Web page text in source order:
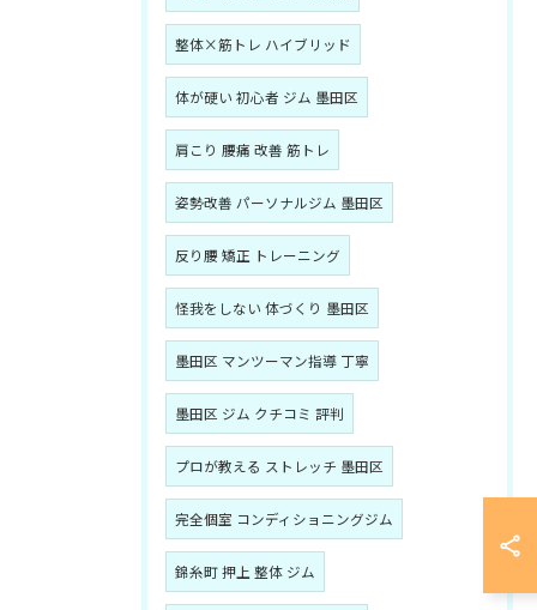
整体×筋トレ ハイブリッド
体が硬い 初心者 ジム 墨田区
肩こり 腰痛 改善 筋トレ
姿勢改善 パーソナルジム 墨田区
反り腰 矯正 トレーニング
怪我をしない 体づくり 墨田区
墨田区 マンツーマン指導 丁寧
墨田区 ジム クチコミ 評判
プロが教える ストレッチ 墨田区
完全個室 コンディショニングジム
錦糸町 押上 整体 ジム